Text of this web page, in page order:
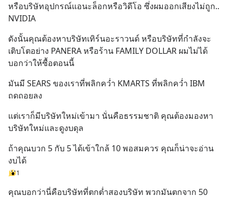
หรือบริษัทอุปกรณ์แอนะล็อกหรือวิดีโอ ซึ่งผมออกเสียงไม่ถูก..
NVIDIA
ดังนั้นคุณต้องหาบริษัทเทิร์นอะราวนด์ หรือบริษัทที่กำลังจะ
เติบโตอย่าง PANERA หรือร้าน FAMILY DOLLAR ผมไม่ได้
บอกว่าให้ซื้อตอนนี้
มันมี SEARS ของเราที่พลิกคว่ำ KMARTS ที่พลิกคว่ำ IBM
ถดถอยลง
แต่เราก็มีบริษัทใหม่เข้ามา นั่นคือธรรมชาติ คุณต้องมองหา
บริษัทใหม่และดูงบดุล
ถ้าคุณบวก 5 กับ 5 ได้เข้าใกล้ 10 พอสมควร คุณก็น่าจะอ่าน
งบได้
1
คุณบอกว่านี่คือบริษัทที่ตกต่ำสองบริษัท พวกมันตกจาก 50